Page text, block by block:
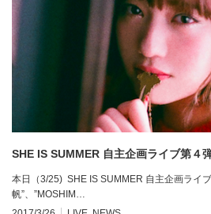
SHE IS SUMMER 自主企画ライブ第４
本日（3/25) SHE IS SUMMER 自主企画ライ
帆”、”MOSHIM…